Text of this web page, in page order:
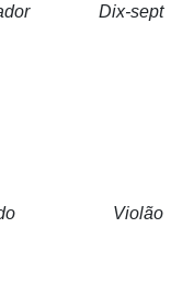
Dix-sept
Violão